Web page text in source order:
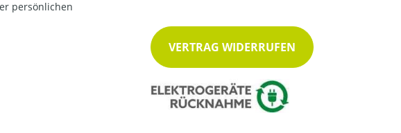
persönlichen
VERTRAG WIDERRUFEN